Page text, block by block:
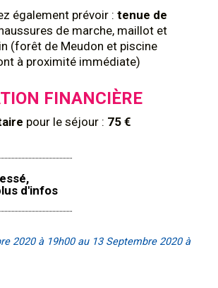
également prévoir : tenue de
de marche, maillot et
(forêt de Meudon et piscine
à proximité immédiate)
FINANCIÈRE
pour le séjour : 75 €
d'infos
2020 à 19h00 au 13 Septembre 2020 à